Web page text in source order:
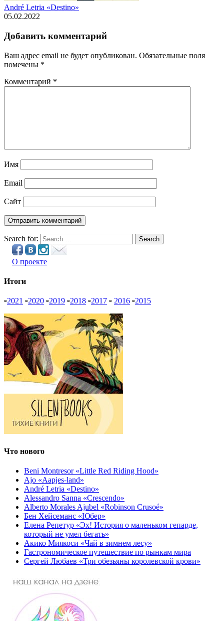
André Letria «Destino»
05.02.2022
Добавить комментарий
Ваш адрес email не будет опубликован. Обязательные поля
помечены *
Комментарий *
Имя
Email
Сайт
Search for: Search
О проекте
Итоги
▫2021 ▫2020 ▫2019 ▫2018 ▫2017 ▫ 2016 ▫2015
Что нового
Beni Montresor «Little Red Riding Hood»
Ajo «Aapjes-land»
André Letria «Destino»
Alessandro Sanna «Crescendo»
Alberto Morales Ajubel «Robinson Crusoé»
Бен Хейсеманс «Юбер»
Елена Репетур «Эх! История о маленьком гепарде,
который не умел бегать»
Акико Миякоси «Чай в зимнем лесу»
Гастрономическое путешествие по рынкам мира
Сергей Любаев «Три обезьяны королевской крови»